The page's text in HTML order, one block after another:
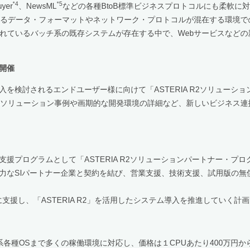
*4 、NewsML*5などの各種BtoB標準ビジネスプロトコルにも柔軟に
データ・フォーマットやネットワーク・プロトコルが混在する環境
ているバッチ系の既存システムが存在する中で、Webサービスなど
催
を検討されるエンドユーザー様に向けて「ASTERIA R2ソリューシ
リューション事例や画期的な開発環境の詳細など、新しいビジネス
援プログラムとして「ASTERIA R2ソリューションパートナー・プロ
なSIパートナー企業と契約を結び、営業支援、技術支援、試用版の
援し、「ASTERIA R2」を活用したシステム導入を推進していく計画
種OSまで多くの稼働環境に対応し、価格は１CPUあたり400万円か